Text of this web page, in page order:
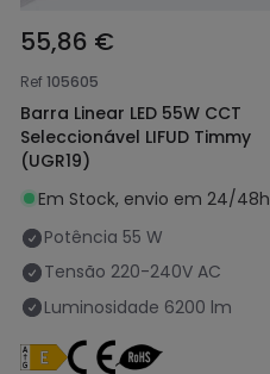
55,86 €
Ref105605
Barra Linear LED 55W CCT
Seleccionável LIFUD Timmy
(UGR19)
Em Stock, envio em 24/48h
Potência 55 W
Tensão 220-240V AC
Luminosidade 6200 lm